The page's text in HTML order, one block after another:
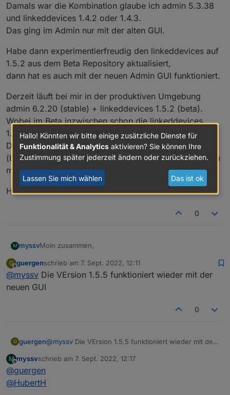
Wenn ich nun in den Objekten eine Verknüfung
LinkedDevices:
Hier wird angeraten, beim Admin auf die alte GUI
Was kann ich tun? Alles im Stable Release.
Damals war die Kombination glaube ich admin 5.3.38
und linkeddevices 1.4.2 oder 1.4.3.
Das ging im Admin nur mit der alten GUI.
Habe dann experimentierfreudig den linkeddevices auf
1.5.2 aus dem Beta Repository aktualisiert,
dann hat es auch mit der neuen Admin GUI funktioniert.
Derzeit läuft bei mir in der produktiven Umgebung
admin 6.2.20 (stable) + linkeddevices 1.5.2 (beta).
Wobei im Beta inzwischen schon die linkeddevices
1.5.5 steht (Stand vorgestern abend).
Die Kombination 6.2.20 (stable) + linkeddevices 1.5.5
(beta) habe ich in einer Spielumgebung laufen, kann da
momentan nichts negatives feststellen.
Hubert
0
M myssvMoin zusammen,
ich habe den Adapter heute installiert:
G guergenschrieb am 7. Sept. 2022, 12:11
zuletzt editiert von
@myssv Die VErsion 1.5.5 funktioniert wieder mit der
neuen GUI
0
G guergen@myssv Die VErsion 1.5.5 funktioniert wieder mit der
M myssvschrieb am 7. Sept. 2022, 12:17
zuletzt editiert von
@guergen
@HubertH
Hallo! Könnten wir bitte einige zusätzliche Dienste für
Funktionalität & Analytics aktivieren? Sie können Ihre
Zustimmung später jederzeit ändern oder zurückziehen.
Lassen Sie mich wählen Das ist ok